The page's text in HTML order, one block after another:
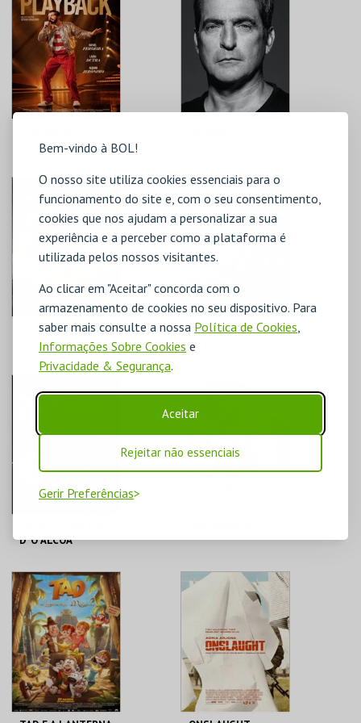
Bem-vindo à BOL!
O nosso site utiliza cookies essenciais para o
funcionamento do site e, com o seu consentimento,
cookies que nos ajudam a personalizar a sua
experiência e a perceber como a plataforma é
utilizada pelos nossos visitantes.
Ao clicar em "Aceitar" concorda com o
armazenamento de cookies no seu dispositivo. Para
saber mais consulte a nossa Política de Cookies,
Informações Sobre Cookies e
Privacidade & Segurança.
Aceitar
Rejeitar não essenciais
Gerir Preferências
CINE-TEATRO DE
ALCOBAÇA
MAIS INFO
CINE-TEATRO DE
ALCOBAÇA
MAIS INFO
PATRULHA PATA: O
FILME DOS
DINOSSAUROS
ALCOBAÇA
MAIS INFO
COMPRAR
MUTINY: CÓDIGO
DE VINGANÇA
ALCOBAÇA
MAIS INFO
COMPRAR
D' O ALCOA
CINE-TEATRO DE
ALCOBAÇA
MAIS INFO
COMPRAR
CINE-TEATRO DE
ALCOBAÇA
MAIS INFO
COMPRAR